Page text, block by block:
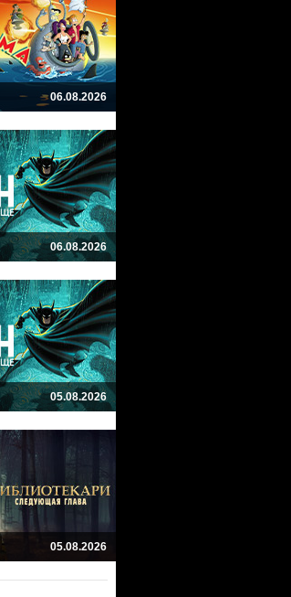
06.08.2026
06.08.2026
05.08.2026
05.08.2026